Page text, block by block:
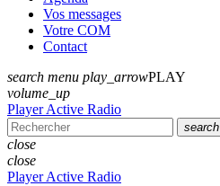
Vos messages
Votre COM
Contact
search menu play_arrowPLAY
volume_up
Player Active Radio
search
close
close
Player Active Radio